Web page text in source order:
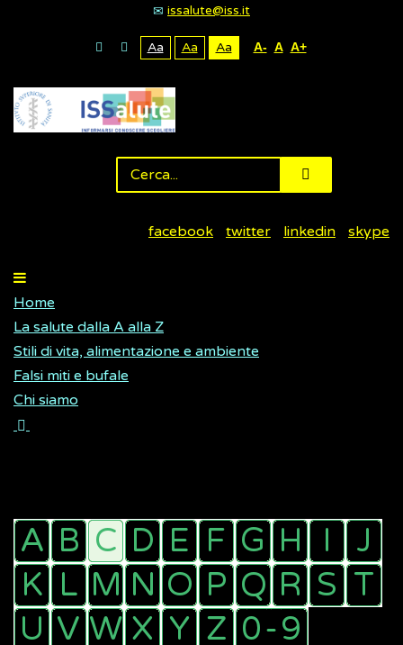
issalute@iss.it
Aa Aa Aa A- A A+
facebook twitter linkedin skype
Home
La salute dalla A alla Z
Stili di vita, alimentazione e ambiente
Falsi miti e bufale
Chi siamo